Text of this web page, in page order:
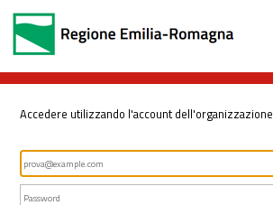
Accedere utilizzando l'account dell'organizzazione